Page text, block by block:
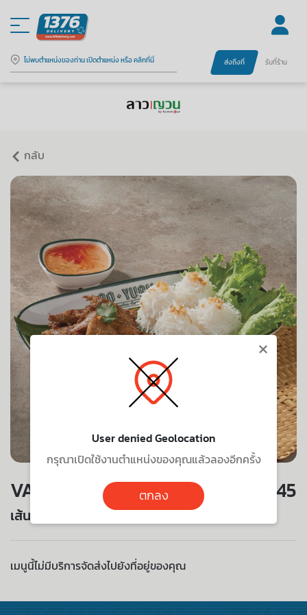
ไม่พบตำแหน่งของท่าน เปิดตำแหน่ง หรือ คลิกที่นี่ ส่งถึงที่ รับที่ร้าน
กลับ
VALUE SET 145
เส้นหมี่หมูย่าง
เมนูนี้ไม่มีบริการจัดส่งไปยังที่อยู่ของคุณ
×
User denied Geolocation
กรุณาเปิดใช้งานตำแหน่งของคุณแล้วลองอีกครั้ง
ตกลง